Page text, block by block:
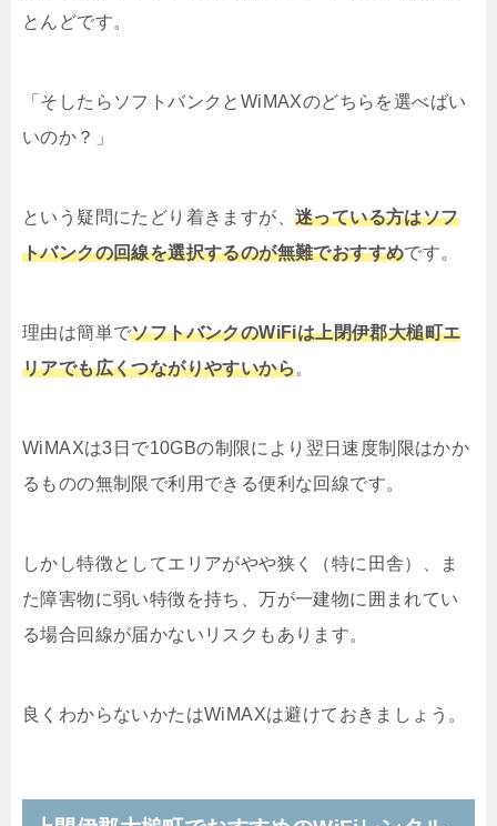
とんどです。
「そしたらソフトバンクとWiMAXのどちらを選べばい
いのか？」
という疑問にたどり着きますが、 迷っている方はソフ
トバンクの回線を選択するのが無難でおすすめです。
理由は簡単でソフトバンクのWiFiは上閉伊郡大槌町エ
リアでも広くつながりやすいから。
WiMAXは3日で10GBの制限により翌日速度制限はかか
るものの無制限で利用できる便利な回線です。
しかし特徴としてエリアがやや狭く（特に田舎）、ま
た障害物に弱い特徴を持ち、万が一建物に囲まれてい
る場合回線が届かないリスクもあります。
良くわからないかたはWiMAXは避けておきましょう。